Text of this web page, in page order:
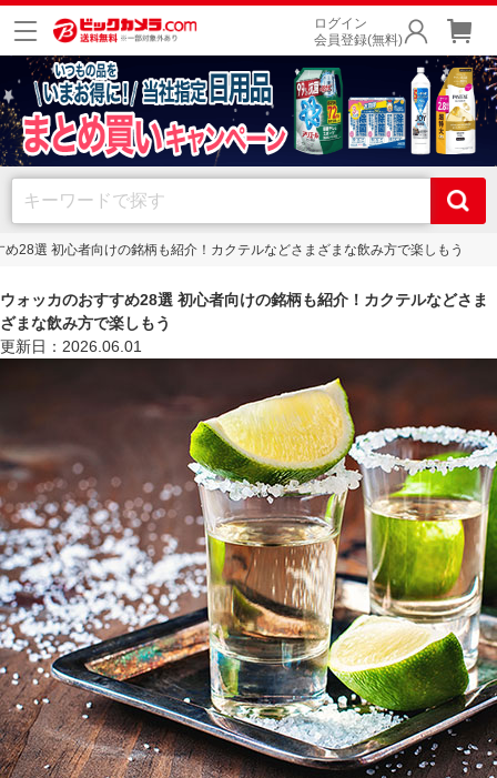
ログイン
会員登録(無料)
め28選 初心者向けの銘柄も紹介！カクテルなどさまざまな飲み方で楽しもう
ウォッカのおすすめ28選 初心者向けの銘柄も紹介！カクテルなどさま
ざまな飲み方で楽しもう
更新日：2026.06.01